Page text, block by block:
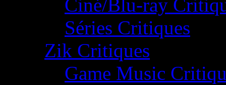
Ciné/Blu-ray
Séries Critiques
Zik Critiques
Game Music